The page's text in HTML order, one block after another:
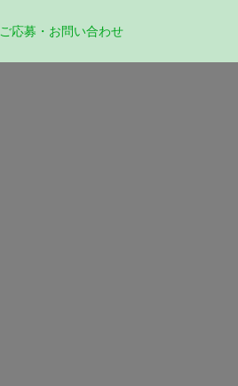
ご応募・お問い合わせ